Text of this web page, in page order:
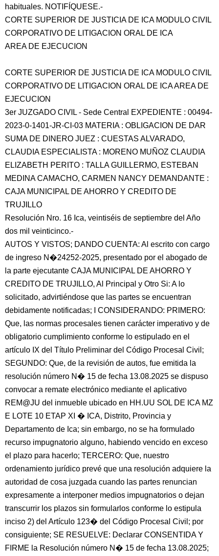
habituales. NOTIFÍQUESE.-
CORTE SUPERIOR DE JUSTICIA DE ICA MODULO CIVIL
CORPORATIVO DE LITIGACION ORAL DE ICA
AREA DE EJECUCION
CORTE SUPERIOR DE JUSTICIA DE ICA MODULO CIVIL
CORPORATIVO DE LITIGACION ORAL DE ICA AREA DE
EJECUCION
3er JUZGADO CIVIL - Sede Central EXPEDIENTE : 00494-
2023-0-1401-JR-CI-03 MATERIA : OBLIGACION DE DAR
SUMA DE DINERO JUEZ : CUESTAS ALVARADO,
CLAUDIA ESPECIALISTA : MORENO MUÑOZ CLAUDIA
ELIZABETH PERITO : TALLA GUILLERMO, ESTEBAN
MEDINA CAMACHO, CARMEN NANCY DEMANDANTE :
CAJA MUNICIPAL DE AHORRO Y CREDITO DE
TRUJILLO
Resolución Nro. 16 Ica, veintiséis de septiembre del Año
dos mil veinticinco.-
AUTOS Y VISTOS; DANDO CUENTA: Al escrito con cargo
de ingreso N�24252-2025, presentado por el abogado de
la parte ejecutante CAJA MUNICIPAL DE AHORRO Y
CREDITO DE TRUJILLO, Al Principal y Otro Si: A lo
solicitado, advirtiéndose que las partes se encuentran
debidamente notificadas; I CONSIDERANDO: PRIMERO:
Que, las normas procesales tienen carácter imperativo y de
obligatorio cumplimiento conforme lo estipulado en el
artículo IX del Título Preliminar del Código Procesal Civil;
SEGUNDO: Que, de la revisión de autos, fue emitida la
resolución número N� 15 de fecha 13.08.2025 se dispuso
convocar a remate electrónico mediante el aplicativo
REM@JU del inmueble ubicado en HH.UU SOL DE ICA MZ
E LOTE 10 ETAP XI � ICA, Distrito, Provincia y
Departamento de Ica; sin embargo, no se ha formulado
recurso impugnatorio alguno, habiendo vencido en exceso
el plazo para hacerlo; TERCERO: Que, nuestro
ordenamiento jurídico prevé que una resolución adquiere la
autoridad de cosa juzgada cuando las partes renuncian
expresamente a interponer medios impugnatorios o dejan
transcurrir los plazos sin formularlos conforme lo estipula
inciso 2) del Artículo 123� del Código Procesal Civil; por
consiguiente; SE RESUELVE: Declarar CONSENTIDA Y
FIRME la Resolución número N� 15 de fecha 13.08.2025;